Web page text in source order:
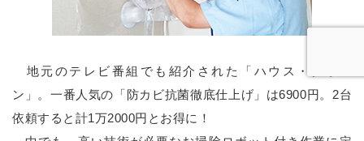
地元のテレビ番組でも紹介された「ハウス・クリー
ン」。一番人気の「防カビ抗菌徹底仕上げ」は6900円。2台
依頼すると計1万2000円とお得に！